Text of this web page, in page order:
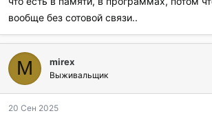
вообще без сотовой связи..
M mirex
Выживальщик
20 Сен 2025